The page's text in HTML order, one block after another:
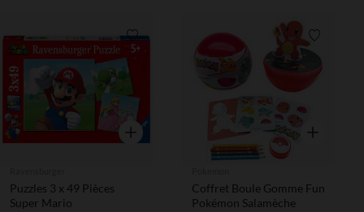
Liste de souhaits
Aperçu rapide
Puzzles 3 x 49 Pièces
Super Mario
Aperçu
Coffret Boule Gomme Fun
Pokémon Salamèche